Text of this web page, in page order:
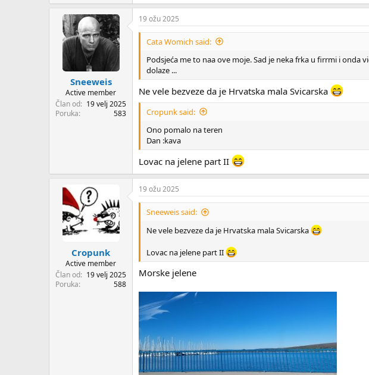
Sneeweis
Active member
Član od
19 velj 2025
Poruka
583
19 ožu 2025
Cata Womich said:
Podsjeća me to naa ove moje. Sad je neka frka u firrmi i
dolaze ...
Ne vele bezveze da je Hrvatska mala Svicarska
Cropunk said:
Ono pomalo na teren
Dan :kava
Lovac na jelene part II
Cropunk
Active member
Član od
19 velj 2025
Poruka
588
19 ožu 2025
Sneeweis said:
Ne vele bezveze da je Hrvatska mala Svicarska
Lovac na jelene part II
Morske jelene